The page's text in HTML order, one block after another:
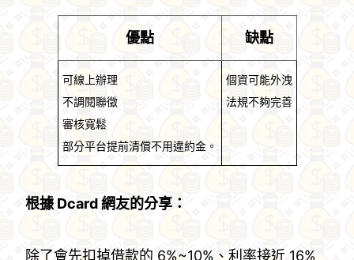
優點 缺點
可線上辦理
不調閱聯徵
審核寬鬆
部分平台提前清償不用違約金。
個資可能外洩
法規不夠完善
根據 Dcard網友的分享：
除了會先扣掉借款的 6%~10%、利率接近 16%